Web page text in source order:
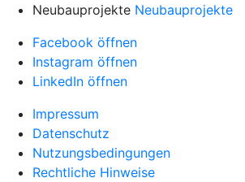
Neubauprojekte Neubauprojekte
Facebook öffnen
Instagram öffnen
LinkedIn öffnen
Impressum
Datenschutz
Nutzungsbedingungen
Rechtliche Hinweise